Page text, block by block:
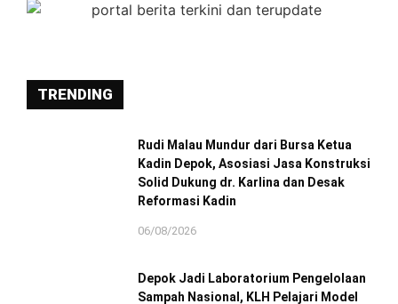
TRENDING
Rudi Malau Mundur dari Bursa Ketua
Kadin Depok, Asosiasi Jasa Konstruksi
Solid Dukung dr. Karlina dan Desak
Reformasi Kadin
06/08/2026
Depok Jadi Laboratorium Pengelolaan
Sampah Nasional, KLH Pelajari Model